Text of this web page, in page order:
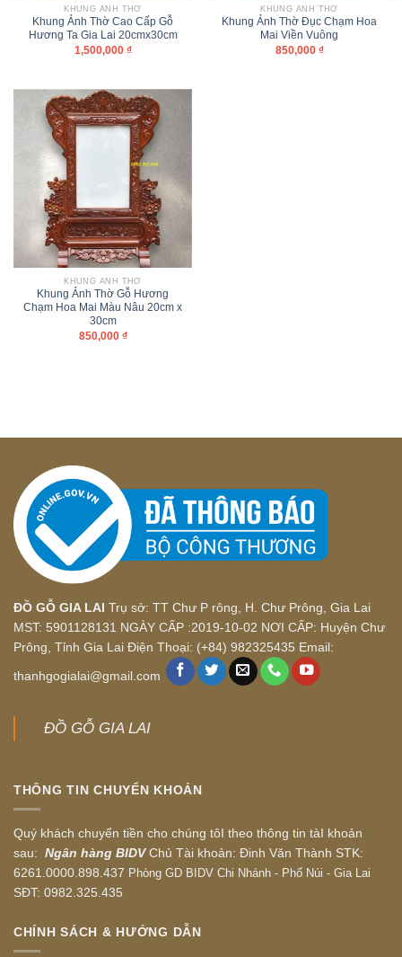
KHUNG ẢNH THỜ
Khung Ảnh Thờ Cao Cấp Gỗ
Hương Ta Gia Lai 20cmx30cm
1,500,000 ₫
KHUNG ẢNH THỜ
Khung Ảnh Thờ Đục Chạm Hoa
Mai Viền Vuông
850,000 ₫
KHUNG ẢNH THỜ
Khung Ảnh Thờ Gỗ Hương
Chạm Hoa Mai Màu Nâu 20cm x
30cm
850,000 ₫
ĐỒ GỖ GIA LAI Trụ sở: TT Chư P rông, H. Chư Prông, Gia Lai
MST: 5901128131 NGÀY CẤP :2019-10-02 NƠI CẤP: Huyện Chư
Prông, Tỉnh Gia Lai Điện Thoại: (+84) 982325435 Email:
thanhgogialai@gmail.com
ĐỒ GỖ GIA LAI
THÔNG TIN CHUYỂN KHOẢN
Quý khách chuyển tiền cho chúng tôI theo thông tin tàI khoản
sau: Ngân hàng BIDVChủ Tài khoản: Đinh Văn Thành STK:
6261.0000.898.437 Phòng GD BIDV Chi Nhánh - Phố Núi - Gia Lai
SĐT: 0982.325.435
CHÍNH SÁCH & HƯỚNG DẪN